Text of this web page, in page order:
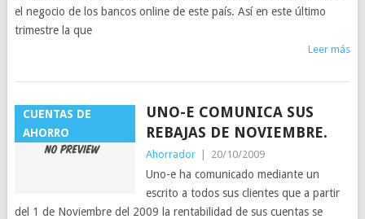
el negocio de los bancos online de este país. Así en este último
trimestre la que
Leer más
CUENTAS DE
AHORRO
UNO-E COMUNICA SUS
REBAJAS DE NOVIEMBRE.
Ahorrador 20/10/2009
Uno-e ha comunicado mediante un
escrito a todos sus clientes que a partir
del 1 de Noviembre del 2009 la rentabilidad de sus cuentas se